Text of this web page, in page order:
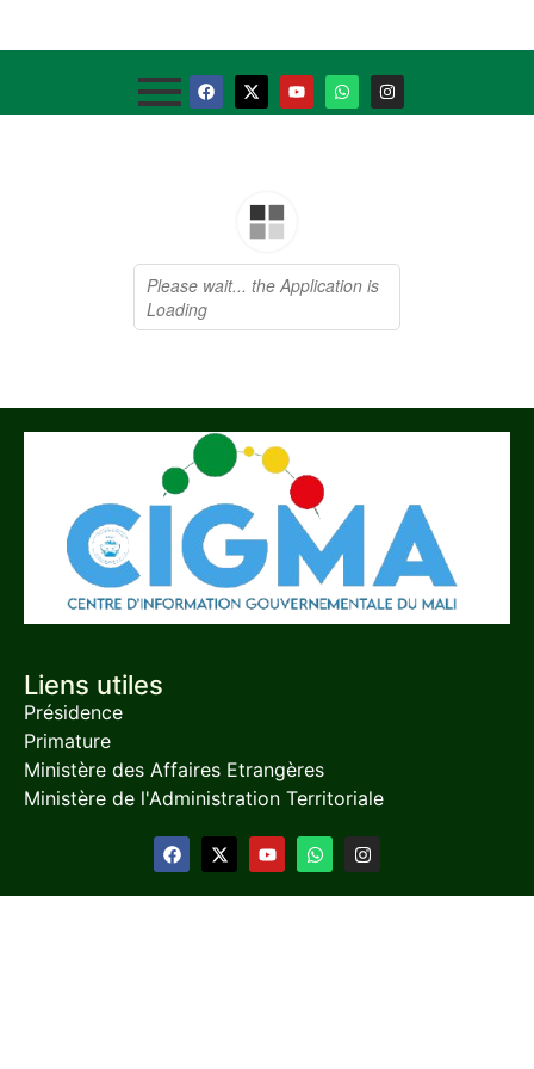
Liens utiles
Présidence
Primature
Ministère des Affaires Etrangères
Ministère de l'Administration Territoriale